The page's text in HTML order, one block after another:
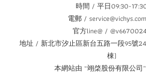
時間 / 平日09:30-
電郵 /
官方line@ /
地址 / 新北市汐止區新台五路一段95號
棟)
本網站由 “翊棨股份有限公司